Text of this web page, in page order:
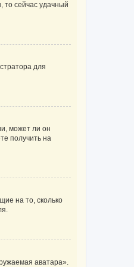
то сейчас удачный
для
может ли он
получить на
на то, сколько
аватара».